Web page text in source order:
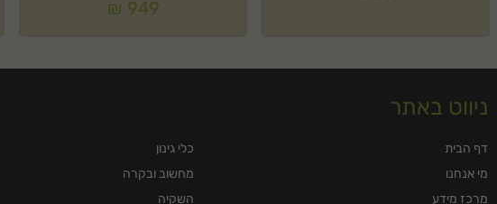
₪ 949
ניווט באתר
דף הבית
מי אנחנו
מרכז מידע
כלי גינון
מחשוב ובקרה
השקיה